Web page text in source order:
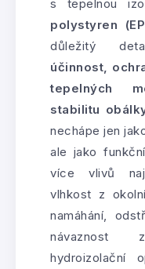
s tepelnou
polystyren
důležitý
účinnost,
tepelných
stabilitu
nechápe jen
ale jako
více vlivů
vlhkost z
namáhání,
návaznost
hydroizolační